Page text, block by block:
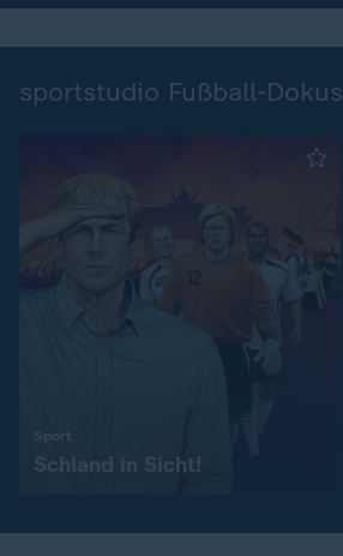
sportstudio Fußball-Dokus
Schland in Sicht!